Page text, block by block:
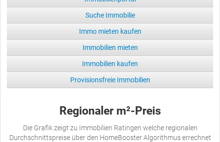
Suche Immobilie
Immo mieten kaufen
Immobilien mieten
Immobilien kaufen
Provisionsfreie Immobilien
Regionaler m²-Preis
Die Grafik zeigt zu Immobilien Ratingen welche regionalen
Durchschnittspreise über den HomeBooster Algorithmus errechnet